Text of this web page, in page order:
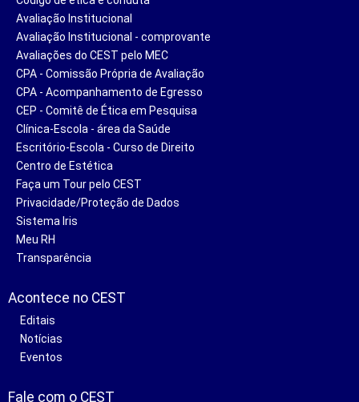
Avaliação Institucional
Avaliação Institucional - comprovante
Avaliações do CEST pelo MEC
CPA - Comissão Própria de Avaliação
CPA - Acompanhamento de Egresso
CEP - Comitê de Ética em Pesquisa
Clínica-Escola - área da Saúde
Escritório-Escola - Curso de Direito
Centro de Estética
Faça um Tour pelo CEST
Privacidade/Proteção de Dados
Sistema Iris
Meu RH
Transparência
Acontece no CEST
Editais
Notícias
Eventos
Fale com o CEST